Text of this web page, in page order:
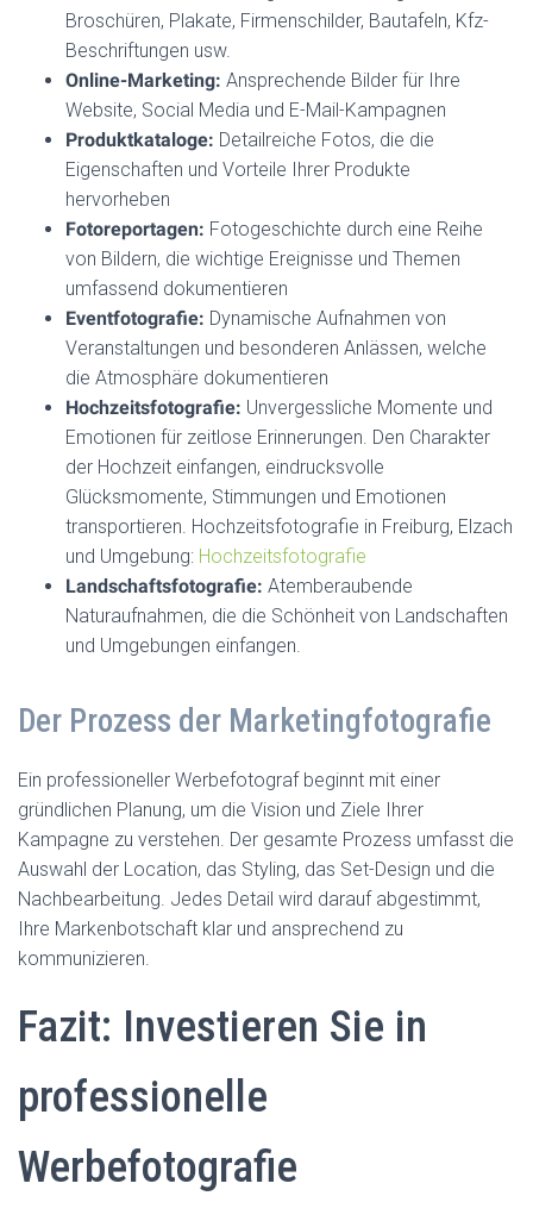
Broschüren, Plakate, Firmenschilder, Bautafeln, Kfz-
Beschriftungen usw.
Online-Marketing: Ansprechende Bilder für Ihre
Website, Social Media und E-Mail-Kampagnen
Produktkataloge: Detailreiche Fotos, die die
Eigenschaften und Vorteile Ihrer Produkte
hervorheben
Fotoreportagen: Fotogeschichte durch eine Reihe
von Bildern, die wichtige Ereignisse und Themen
umfassend dokumentieren
Eventfotografie: Dynamische Aufnahmen von
Veranstaltungen und besonderen Anlässen, welche
die Atmosphäre dokumentieren
Hochzeitsfotografie: Unvergessliche Momente und
Emotionen für zeitlose Erinnerungen. Den Charakter
der Hochzeit einfangen, eindrucksvolle
Glücksmomente, Stimmungen und Emotionen
transportieren. Hochzeitsfotografie in Freiburg, Elzach
und Umgebung: Hochzeitsfotografie
Landschaftsfotografie: Atemberaubende
Naturaufnahmen, die die Schönheit von Landschaften
und Umgebungen einfangen.
Der Prozess der Marketingfotografie
Ein professioneller Werbefotograf beginnt mit einer
gründlichen Planung, um die Vision und Ziele Ihrer
Kampagne zu verstehen. Der gesamte Prozess umfasst die
Auswahl der Location, das Styling, das Set-Design und die
Nachbearbeitung. Jedes Detail wird darauf abgestimmt,
Ihre Markenbotschaft klar und ansprechend zu
kommunizieren.
Fazit: Investieren Sie in
professionelle
Werbefotografie